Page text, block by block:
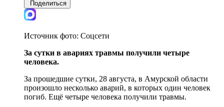
Поделиться
Источник фото: Соцсети
За сутки в авариях травмы получили четыре
человека.
За прошедшие сутки, 28 августа, в Амурской области
произошло несколько аварий, в которых один человек
погиб. Ещё четыре человека получили травмы.